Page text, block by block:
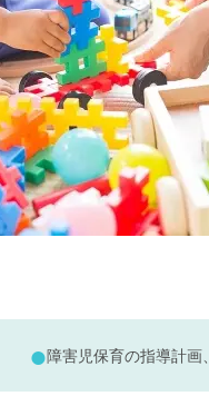
障害児保育の指導計画